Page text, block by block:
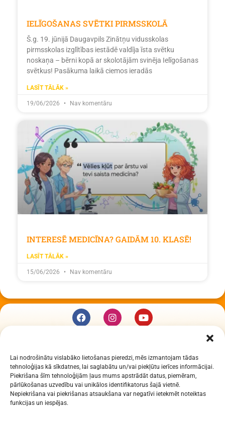
Lai nodrošinātu vislabāko lietošanas pieredzi, mēs izmantojam tādas
tehnoloģijas kā sīkdatnes, lai saglabātu un/vai piekļūtu ierīces informācijai.
Piekrišana šīm tehnoloģijām ļaus mums apstrādāt datus, piemēram,
pārlūkošanas uzvedību vai unikālos identifikatorus šajā vietnē.
Nepiekrišana vai piekrišanas atsaukšana var negatīvi ietekmēt noteiktas
funkcijas un iespējas.
IELĪGOŠANAS SVĒTKI PIRMSSKOLĀ
Š.g. 19. jūnijā Daugavpils Zinātņu vidusskolas
pirmsskolas izglītības iestādē valdīja īsta svētku
noskaņa – bērni kopā ar skolotājām svinēja Ielīgošanas
svētkus! Pasākuma laikā ciemos ieradās
LASĪT TĀLĀK »
19/06/2026 Nav komentāru
INTERESĒ MEDICĪNA? GAIDĀM 10. KLASĒ!
LASĪT TĀLĀK »
15/06/2026 Nav komentāru
Daugavpils Zinātņu vidusskola
Raiņa iela 30, Daugavpils, LV-5401
Reģ. Nr. 2713903513 (IZM)
Daugavpils valstspilsētas pašvaldība 90000077325